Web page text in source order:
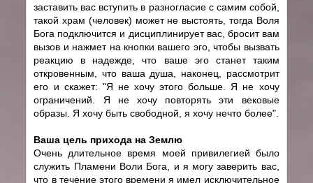
заставить вас вступить в разногласие с самим собой,
такой храм (человек) может не выстоять, тогда Воля
Бога подключится и дисциплинирует вас, бросит вам
вызов и нажмет на кнопки вашего эго, чтобы вызвать
реакцию в надежде, что ваше эго станет таким
откровенным, что ваша душа, наконец, рассмотрит
его и скажет: "Я не хочу этого больше. Я не хочу
ограничений. Я не хочу повторять эти вековые
образы. Я хочу быть свободной, я хочу нечто более".
Ваша цель прихода на Землю
Очень длительное время моей привилегией было
служить Пламени Воли Бога, и я могу заверить вас,
что в течение этого времени я имел исключительное